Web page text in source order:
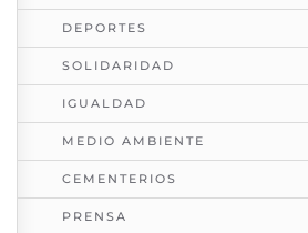
DEPORTES
SOLIDARIDAD
IGUALDAD
MEDIO AMBIENTE
CEMENTERIOS
PRENSA